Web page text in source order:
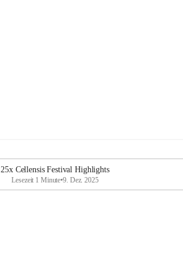
25x Cellensis Festival Highlights
Lesezeit 1 Minute•9. Dez. 2025